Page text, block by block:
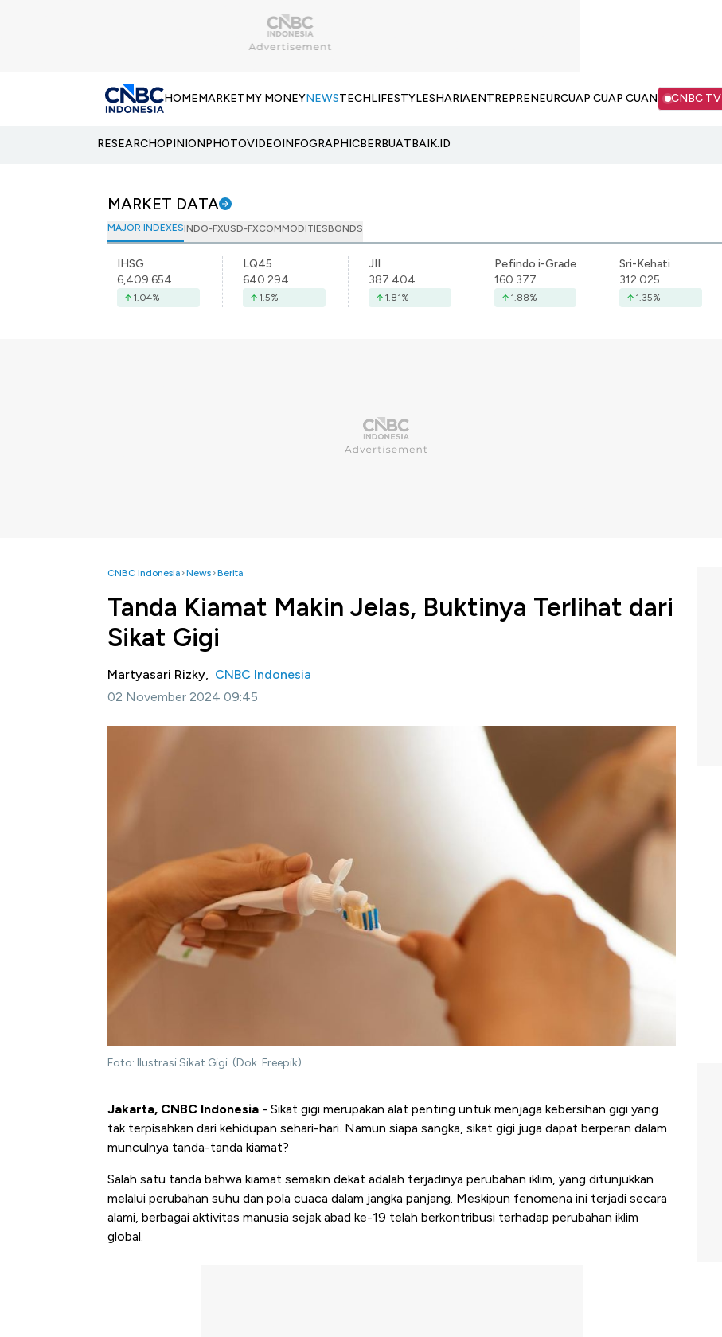
HOMEMARKETMY MONEYNEWSTECHLIFESTYLESHARIAENTREPRENEURCUAP CUAP CUAN CNBC TV
RESEARCHOPINIONPHOTOVIDEOINFOGRAPHICBERBUATBAIK.ID
MARKET DATA
MAJOR INDEXESINDO-FXUSD-FXCOMMODITIESBONDS
IHSG
6,409.654
1.04%
LQ45
640.294
1.5%
JII
387.404
1.81%
Pefindo i-Grade
160.377
1.88%
Sri-Kehati
312.025
1.35%
CNBC Indonesia News Berita
Tanda Kiamat Makin Jelas, Buktinya Terlihat dari
Sikat Gigi
Martyasari Rizky, CNBC Indonesia
02 November 2024 09:45
Foto: Ilustrasi Sikat Gigi. (Dok. Freepik)
Jakarta, CNBC Indonesia - Sikat gigi merupakan alat penting untuk menjaga kebersihan gigi yang
tak terpisahkan dari kehidupan sehari-hari. Namun siapa sangka, sikat gigi juga dapat berperan dalam
munculnya tanda-tanda kiamat?
Salah satu tanda bahwa kiamat semakin dekat adalah terjadinya perubahan iklim, yang ditunjukkan
melalui perubahan suhu dan pola cuaca dalam jangka panjang. Meskipun fenomena ini terjadi secara
alami, berbagai aktivitas manusia sejak abad ke-19 telah berkontribusi terhadap perubahan iklim
global.